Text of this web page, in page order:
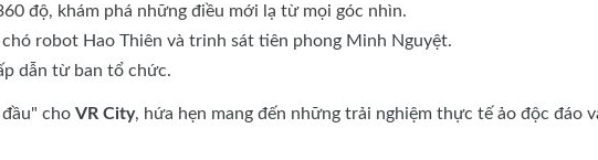
độ, khám phá những điều mới lạ từ mọi góc nhìn.
robot Hao Thiên và trinh sát tiên phong Minh Nguyệt.
dẫn từ ban tổ chức.
cho VR City, hứa hẹn mang đến những trải nghiệm thực tế ảo độc đáo